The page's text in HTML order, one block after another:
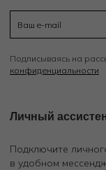
Подписываясь на
конфиденциальности
Личный
Подключите
в удобном